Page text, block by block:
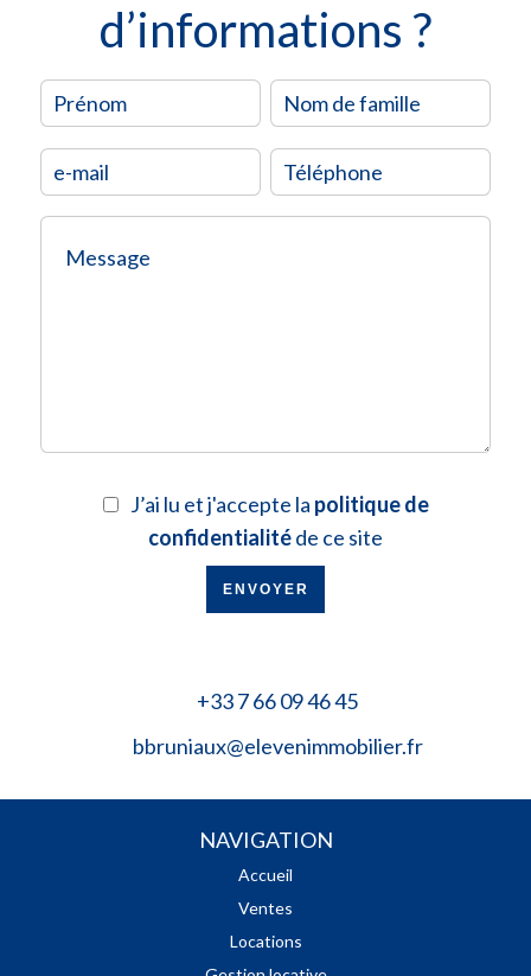
d’informations ?
J’ai lu et j'accepte la politique de
confidentialitéde ce site
ENVOYER
+33 7 66 09 46 45
bbruniaux@elevenimmobilier.fr
NAVIGATION
Accueil
Ventes
Locations